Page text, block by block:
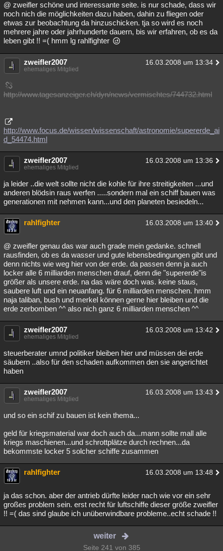
@ zweifler schöne und interessante seite. is nur schade, dass wir
noch nich die möglichkeiten dazu haben, dahin zu fliegen oder
etwas zur beobachtung da hinzuschicken. tja so wird es noch
mehrere jahre oder jahrhunderte dauern, bis wir erfahren, ob es da
leben gibt !! =( hmm lg rahlfighter
zweifler2007 16.03.2008 um 13:34
ehemaliges Mitglied
http://www.tagesanzeiger.ch/dyn/news/vermischtes/744732.html
http://www.focus.de/wissen/wissenschaft/astronomie/supererde_ai
d_54474.html
zweifler2007 16.03.2008 um 13:36
ehemaliges Mitglied
ja leider ..die welt sollte nicht die kohle für ihre streitigkeiten ...und
anderen blödsin raus werfen .....sondern mal ein schiff bauen was
generationen mit nehmen kann...und den planeten besiedeln...
rahlfighter 16.03.2008 um 13:40
@ zweifler genau das war auch grade mein gedanke. schnell
rausfinden, ob es da wasser und gute lebensbedingungen gibt und
denn nichts wie weg hier von der erde. da passen denn ja auch
locker alle 6 milliarden menschen drauf, denn die "supererde"is
größer als unsere erde. na das wäre doch was. keine staus,
saubere luft und ein neuanfang. für 6 milliarden menschen. hmm
naja taliban, bush und merkel können gerne hier bleiben und die
erde zerbomben ^^ also nich ganz 6 milliarden menschen ^^
zweifler2007 16.03.2008 um 13:42
ehemaliges Mitglied
steuerberater umnd politiker bleiben hier und müssen dei erde
säubern ..also für den schaden aufkommen den sie angerichtet
haben
zweifler2007 16.03.2008 um 13:43
ehemaliges Mitglied
und so ein schif zu bauen ist kein thema...
geld für kriegsmaterial war doch auch da...mann sollte mall alle
kriegs maschienen...und schrottplätze durch rechnen...da
bekommste locker 5 solcher schiffe zusammen
rahlfighter 16.03.2008 um 13:48
ja das schon. aber der antrieb dürfte leider nach wie vor ein sehr
großes problem sein. erst recht für luftschiffe dieser größe zweifler
!! =( das sind glaube ich unüberwindbare probleme..echt schade !!
weiter
Seite 241 von 385